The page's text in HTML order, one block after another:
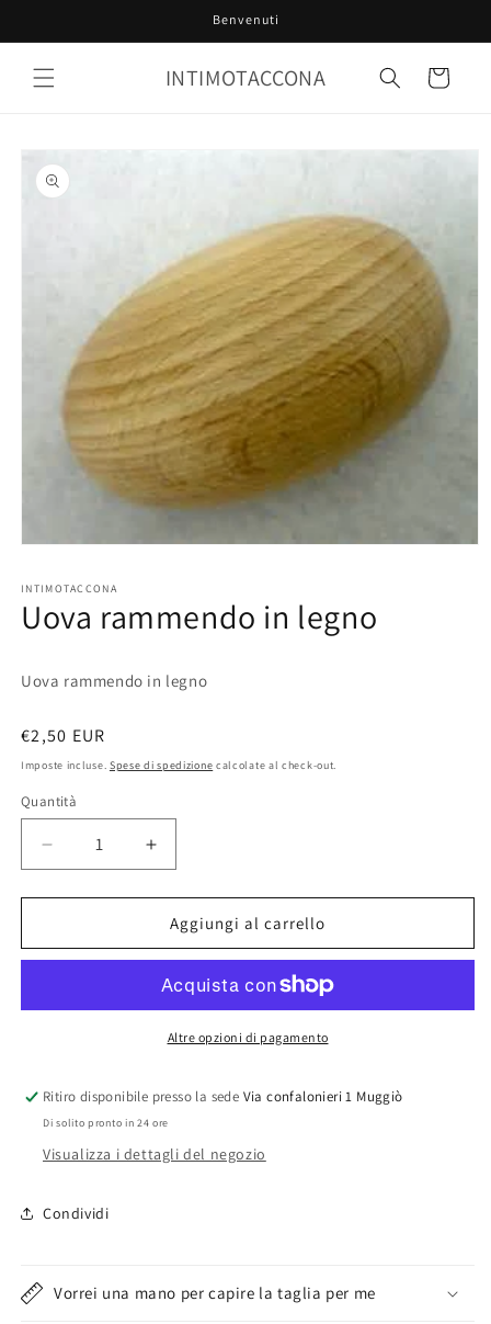
ai contenuti
Benvenuti
INTIMOTACCONA Carrello
Passa alle
informazioni
sul prodotto
multimediali
finestra
INTIMOTACCONA
Uova rammendo in legno
Uova rammendo in legno
Prezzo
di
€2,50 EUR
Imposte incluse. Spese di spedizione calcolate al check-out.
Quantità
Diminuisci
quantità
per
rammendo
Aumenta
quantità
per
Uova
rammendo
legno
Aggiungi al carrello
Altre opzioni di pagamento
Ritiro disponibile presso la sede Via confalonieri 1 Muggiò
Di solito pronto in 24 ore
Visualizza i dettagli del negozio
Condividi
Vorrei una mano per capire la taglia per me